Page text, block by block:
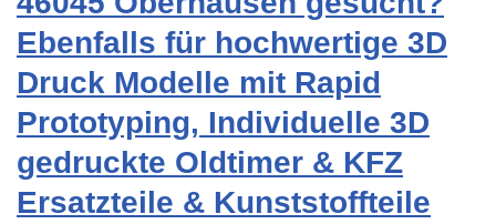
Ebenfalls für hochwertige 3D
Druck Modelle mit Rapid
Prototyping, Individuelle 3D
gedruckte Oldtimer & KFZ
Ersatzteile & Kunststoffteile